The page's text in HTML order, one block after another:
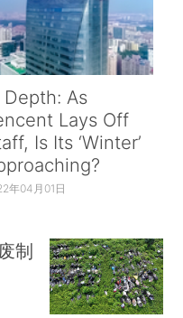
Depth: As
Lays Off
Is Its ‘Winter’
年04月01日
制